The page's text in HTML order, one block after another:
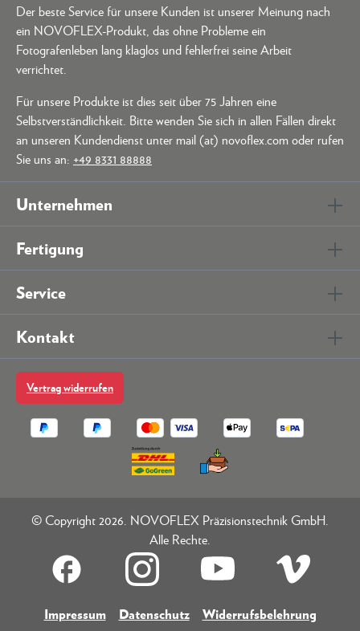
Der beste Service für unsere Kunden ist unserer Meinung nach
ein NOVOFLEX-Produkt, das ohne Probleme ein
Fotografenleben lang klaglos und fehlerfrei seine Arbeit
verrichtet.
Für unsere Produkte ist dies seit über 75 Jahren eine
Selbstverständlichkeit. Bitte wenden Sie sich in allen Fällen direkt
an unseren Kundendienst unter mail (at) novoflex.com oder rufen
Sie uns an: +49 8331 88888
Unternehmen
Fertigung
Service
Kontakt
Vertrag widerrufen
© Copyright 2026. NOVOFLEX Präzisionstechnik GmbH.
Alle Rechte.
Impressum Datenschutz Widerrufsbelehrung